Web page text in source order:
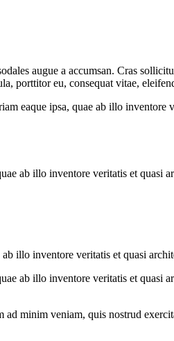
augue a accumsan. Cras
porttitor eu, consequat vitae,
eaque ipsa, quae ab illo inventore
ab illo inventore veritatis et quasi
illo inventore veritatis et quasi
ab illo inventore veritatis et quasi
minim veniam, quis nostrud